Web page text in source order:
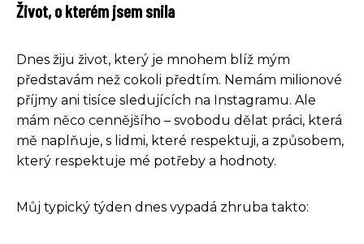
Život, o kterém jsem snila
Dnes žiju život, který je mnohem blíž mým
představám než cokoli předtím. Nemám milionové
příjmy ani tisíce sledujících na Instagramu. Ale
mám něco cennějšího – svobodu dělat práci, která
mě naplňuje, s lidmi, které respektuji, a způsobem,
který respektuje mé potřeby a hodnoty.
Můj typický týden dnes vypadá zhruba takto: